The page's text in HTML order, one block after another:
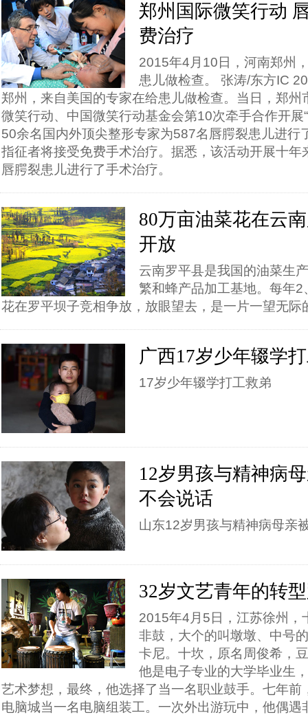
郑州国际微笑行动
费治疗
2015年4月10日，河南郑州
患儿做检查。 张涛/东方IC
郑州，来自美国的专家在给患儿做检查。当日，郑州
微笑行动、中国微笑行动基金会第10次牵手合作开展
50余名国内外顶尖整形专家为587名唇腭裂患儿进行
指征者将接受免费手术治疗。据悉，该活动开展十年
唇腭裂患儿进行了手术治疗。
80万亩油菜花在云
开放
云南罗平县是我国的油菜生
繁和蜂产品加工基地。每年
花在罗平坝子竞相争放，放眼望去，是一片一望无际
广西17岁少年辍学
17岁少年辍学打工救弟
12岁男孩与精神病
不会说话
山东12岁男孩与精神病母亲
32岁文艺青年的转
2015年4月5日，江苏徐州，
非鼓，大个的叫墩墩、中号
卡尼。十坎，原名周俊希，
他是电子专业的大学毕业生
艺术梦想，最终，他选择了当一名职业鼓手。七年前
电脑城当一名电脑组装工。一次外出游玩中，他偶遇